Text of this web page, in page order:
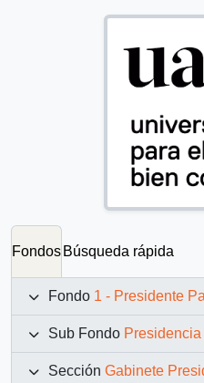
Fondos Búsqueda rápida
Fondo 1 - Presidente
Sub Fondo Presidencia de la
Sección Gabinete